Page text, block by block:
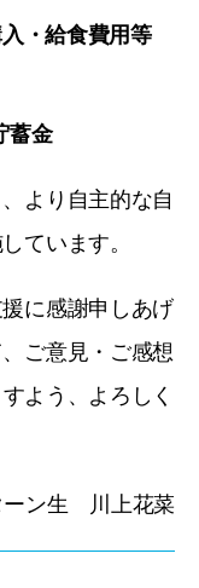
・給食費用等
蓄金
より自主的な自
ています。
に感謝申しあげ
ご意見・ご感想
よう、よろしく
ーン生 川上花菜